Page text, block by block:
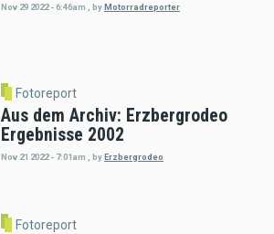
Nov 29 2022 - 6:46am byMotorradreporter
Fotoreport
Aus dem Archiv: Erzbergrodeo
Ergebnisse 2002
Nov 21 2022 - 7:01am , by Erzbergrodeo
Fotoreport